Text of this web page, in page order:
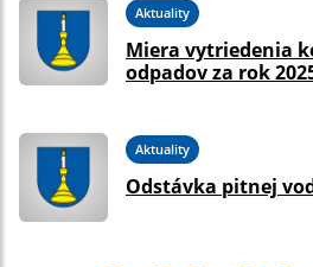
Aktuality
Miera vytriedenia
odpadov za rok
Aktuality
Odstávka pitnej